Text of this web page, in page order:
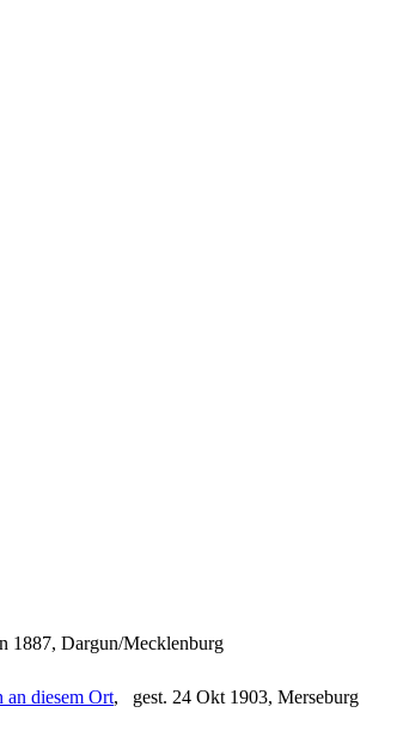
1887, Dargun/Mecklenburg
, gest. 24 Okt 1903, Merseburg